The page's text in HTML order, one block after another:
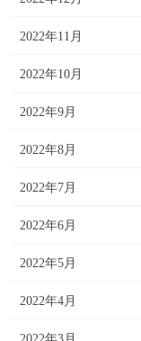
2022年11月
2022年10月
2022年9月
2022年8月
2022年7月
2022年6月
2022年5月
2022年4月